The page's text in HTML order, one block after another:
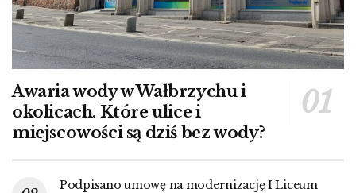
Awaria wody w Wałbrzychu i
okolicach. Które ulice i
miejscowości są dziś bez wody?
Podpisano umowę na modernizację I Liceum